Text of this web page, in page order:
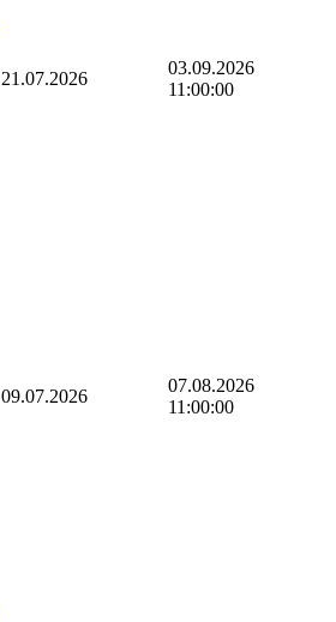
21.07.2026
03.09.2026
11:00:00
09.07.2026
07.08.2026
11:00:00